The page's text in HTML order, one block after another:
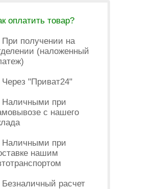
оплатить товар?
При получении на
(наложенный
Через "Приват24"
Наличными при
с нашего
Наличными при
нашим
Безналичный расчет